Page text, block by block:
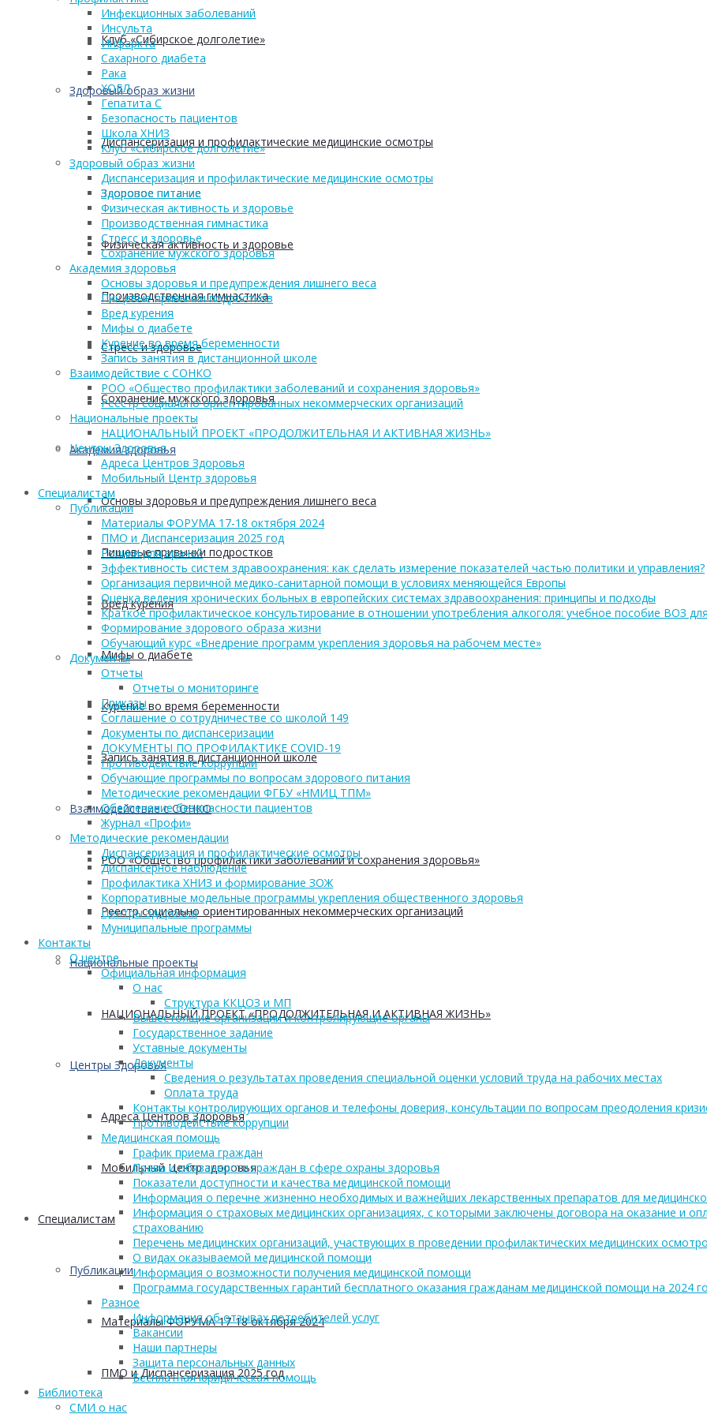
Клуб «Сибирское долголетие»
Здоровый образ жизни
Диспансеризация и профилактические медицинские осмотры
Здоровое питание
Физическая активность и здоровье
Производственная гимнастика
Стресс и здоровье
Сохранение мужского здоровья
Академия здоровья
Основы здоровья и предупреждения лишнего веса
Пищевые привычки подростков
Вред курения
Мифы о диабете
Курение во время беременности
Запись занятия в дистанционной школе
Взаимодействие с СОНКО
РОО «Общество профилактики заболеваний и сохранения здоровья»
Реестр социально ориентированных некоммерческих организаций
Национальные проекты
НАЦИОНАЛЬНЫЙ ПРОЕКТ «ПРОДОЛЖИТЕЛЬНАЯ И АКТИВНАЯ ЖИЗНЬ»
Центры Здоровья
Адреса Центров Здоровья
Мобильный Центр здоровья
Cпециалистам
Публикации
Материалы ФОРУМА 17-18 октября 2024
ПМО и Диспансеризация 2025 год
Инфекционных заболеваний
Инсульта
Инфаркта
Сахарного диабета
Рака
ХОБЛ
Гепатита С
Безопасность пациентов
Школа ХНИЗ
Клуб «Сибирское долголетие»
Здоровый образ жизни
Диспансеризация и профилактические медицинские осмотры
Здоровое питание
Физическая активность и здоровье
Производственная гимнастика
Стресс и здоровье
Сохранение мужского здоровья
Академия здоровья
Основы здоровья и предупреждения лишнего веса
Пищевые привычки подростков
Вред курения
Мифы о диабете
Курение во время беременности
Запись занятия в дистанционной школе
Взаимодействие с СОНКО
РОО «Общество профилактики заболеваний и сохранения здоровья»
Реестр социально ориентированных некоммерческих организаций
Национальные проекты
НАЦИОНАЛЬНЫЙ ПРОЕКТ «ПРОДОЛЖИТЕЛЬНАЯ И АКТИВНАЯ ЖИЗНЬ»
Центры Здоровья
Адреса Центров Здоровья
Мобильный Центр здоровья
Cпециалистам
Публикации
Материалы ФОРУМА 17-18 октября 2024
ПМО и Диспансеризация 2025 год
Ролики для врачей
Эффективность систем здравоохранения: как сделать измерение показателей частью политики и управления?
Организация первичной медико-санитарной помощи в условиях меняющейся Европы
Оценка ведения хронических больных в европейских системах здравоохранения: принципы и подходы
Краткое профилактическое консультирование в отношении употребления алкоголя: учебное пособие ВОЗ
Формирование здорового образа жизни
Обучающий курс «Внедрение программ укрепления здоровья на рабочем месте»
Документы
Отчеты
Отчеты о мониторинге
Приказы
Соглашение о сотрудничестве со школой 149
Документы по диспансеризации
ДОКУМЕНТЫ ПО ПРОФИЛАКТИКЕ COVID-19
Противодействие коррупции
Обучающие программы по вопросам здорового питания
Методические рекомендации ФГБУ «НМИЦ ТПМ»
Обеспечение безопасности пациентов
Журнал «Профи»
Методические рекомендации
Диспансеризация и профилактические осмотры
Диспансерное наблюдение
Профилактика ХНИЗ и формирование ЗОЖ
Корпоративные модельные программы укрепления общественного здоровья
Центры здоровья
Муниципальные программы
Контакты
О центре
Официальная информация
О нас
Структура ККЦОЗ и МП
Вышестоящие организации и контролирующие органы
Государственное задание
Уставные документы
Документы
Сведения о результатах проведения специальной оценки условий труда на рабочих местах
Оплата труда
Контакты контролирующих органов и телефоны доверия, консультации по вопросам преодоления
Противодействие коррупции
Медицинская помощь
График приема граждан
Права и обязанности граждан в сфере охраны здоровья
Показатели доступности и качества медицинской помощи
Информация о перечне жизненно необходимых и важнейших лекарственных препаратов для
Информация о страховых медицинских организациях, с которыми заключены договора на оказание и
страхованию
Перечень медицинских организаций, участвующих в проведении профилактических медицинских
О видах оказываемой медицинской помощи
Информация о возможности получения медицинской помощи
Программа государственных гарантий бесплатного оказания гражданам медицинской помощи на 2024
Разное
Информация об отзывах потребителей услуг
Вакансии
Наши партнеры
Защита персональных данных
Бесплатная юридическая помощь
Библиотека
СМИ о нас